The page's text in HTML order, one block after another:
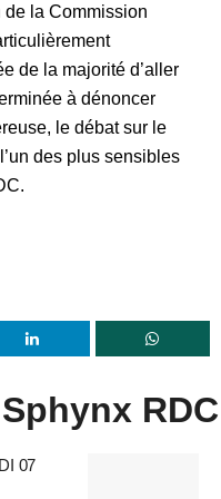
de la Commission
de la majorité d’aller
à dénoncer
le débat sur le
des plus sensibles
RDC
07